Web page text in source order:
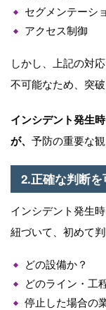
セグメンテーシ
アクセス制御
しかし、上記の対
不可能なため、突
インシデント発⽣
が、 予防の重要な
2.正確な判断
インシデント発⽣
紐づいて、初めて
どの設備か？
どのライン・⼯
停⽌した場合の